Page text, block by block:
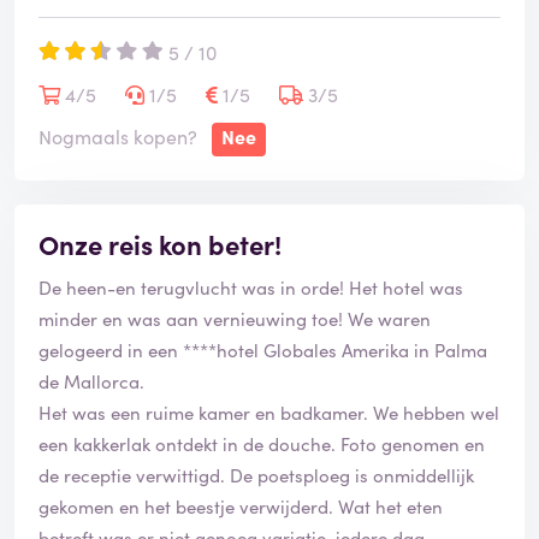
Het verschil tussen wat wij betaalden en het bedrag
dat de anderen betaalden bedraagt dus € 742 per
boeking voor 2 personen.
Het substantiële prijsverschil (wij betaalden ruim 20%
verleende 'Aanbiedingskorting', die in ons geval
aanzienlijk lager uitvalt.
Over een klein prijsverschil hoor je ons niet klagen,
maar zo een enorm verschil is te gek.
Bij onze 'klacht' bij TUI met het verzoek om uitleg,
hebben wij, naast onze boekingsgegevens, ook een
tweetal facturen van medereizigers meegezonden.
5 / 10
4/5
1/5 1/5
3/5
Nogmaals kopen?
Nee
Onze reis kon beter!
De heen-en terugvlucht was in orde! Het hotel was
minder en was aan vernieuwing toe! We waren
gelogeerd in een ****hotel Globales Amerika in Palma
de Mallorca.
Het was een ruime kamer en badkamer. We hebben wel
een kakkerlak ontdekt in de douche. Foto genomen en
de receptie verwittigd. De poetsploeg is onmiddellijk
gekomen en het beestje verwijderd. Wat het eten